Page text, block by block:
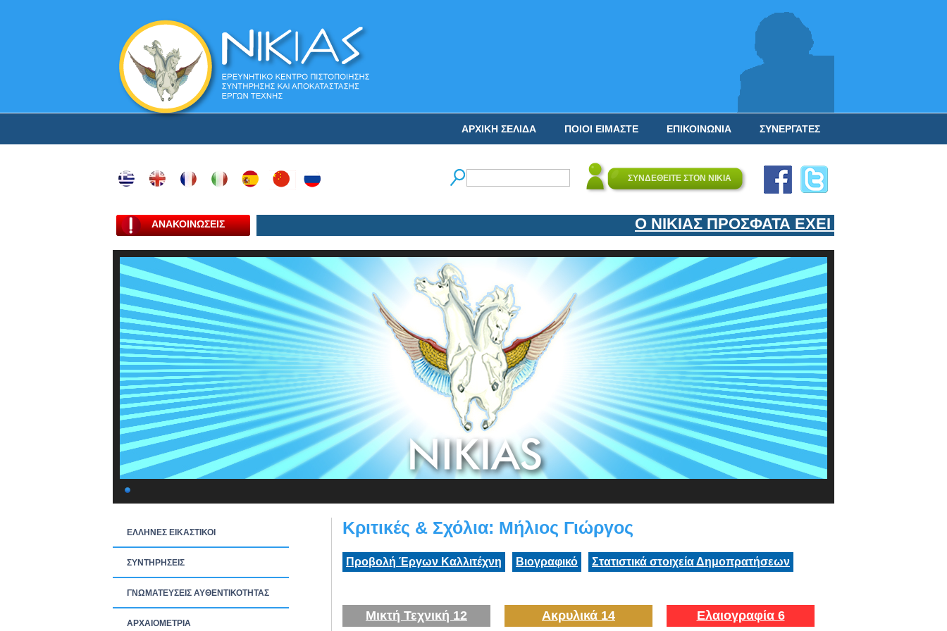
ΣΥΝΕΡΓΑΤΕΣ
ΕΠΙΚΟΙΝΩΝΙΑ
ΠΟΙΟΙ ΕΙΜΑΣΤΕ
ΑΡΧΙΚΗ ΣΕΛΙΔΑ
ΣΥΝΔΕΘΕΙΤΕ ΣΤΟΝ ΝΙΚΙΑ
ΑΝΑΚΟΙΝΩΣΕΙΣ Ο ΝΙΚΙΑΣ ΠΡΟΣΦΑΤΑ ΕΧΕΙ ΕΝΤΑΞΕΙ ΣΤΟΝ
ΕΛΛΗΝΕΣ ΕΙΚΑΣΤΙΚΟΙ
ΣΥΝΤΗΡΗΣΕΙΣ
ΓΝΩΜΑΤΕΥΣΕΙΣ ΑΥΘΕΝΤΙΚΟΤΗΤΑΣ
ΑΡΧΑΙΟΜΕΤΡΙΑ
Κριτικές & Σχόλια: Μήλιος Γιώργος
Προβολή Έργων Καλλιτέχνη Βιογραφικό Στατιστικά στοιχεία Δημοπρατήσεων
Μικτή Τεχνική 12 Ακρυλικά 14 Ελαιογραφία 6